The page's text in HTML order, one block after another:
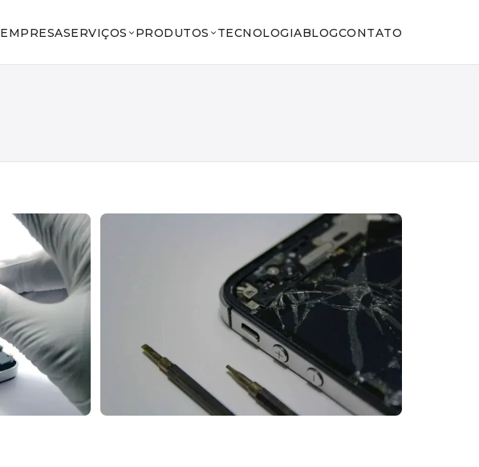
EMPRESASERVIÇOS PRODUTOS TECNOLOGIABLOGCONTATO